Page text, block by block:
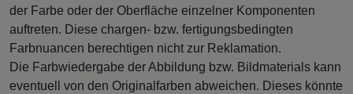
der Farbe oder der Oberfläche einzelner Komponenten
auftreten. Diese chargen- bzw. fertigungsbedingten
Farbnuancen berechtigen nicht zur Reklamation.
Die Farbwiedergabe der Abbildung bzw. Bildmaterials kann
eventuell von den Originalfarben abweichen. Dieses könnte